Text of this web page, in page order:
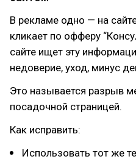
В рекламе одно — на
кликает по офферу
сайте ищет эту
недоверие, уход, минус
Это называется разрыв
посадочной страницей.
Как исправить:
Использовать тот же